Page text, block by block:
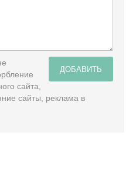
ДОБАВИТЬ
сайта,
сайты, реклама в